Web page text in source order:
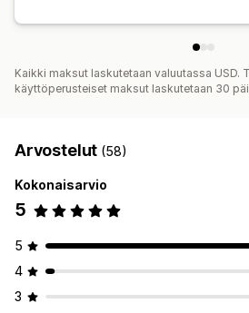
Kaikki maksut laskutetaan valuutassa USD.
käyttöperusteiset maksut laskutetaan 30
Arvostelut (58)
Kokonaisarvio
5
5
4
3